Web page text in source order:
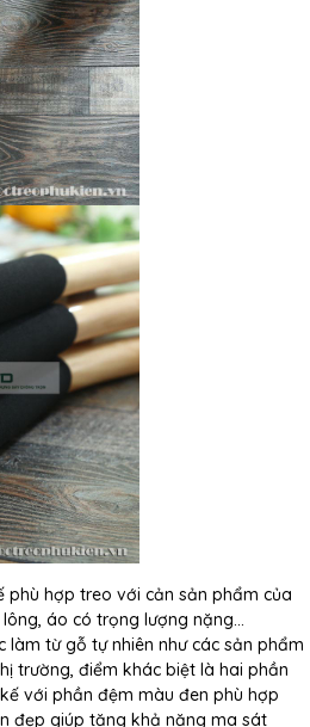
phù hợp treo với cản sản phẩm của
áo có trọng lượng nặng...
làm từ gỗ tự nhiên như các sản phẩm
trường, điểm khác biệt là hai phần
với phần đệm màu đen phù hợp
đẹp giúp tăng khả năng ma sát